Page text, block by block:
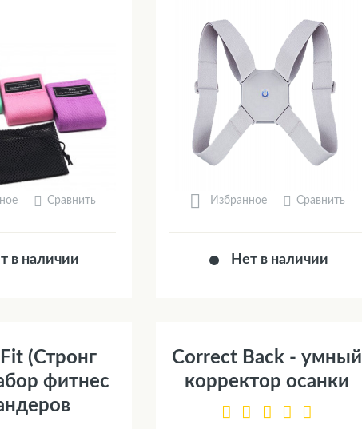
Сравнить
в наличии
Избранное Сравнить
Нет в наличии
(Стронг
фитнес
Correct Back - умный
корректор осанки